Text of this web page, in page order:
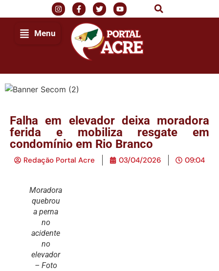
Menu
Falha em elevador deixa moradora
ferida e mobiliza resgate em
condomínio em Rio Branco
Redação Portal Acre 03/04/2026 09:04
Moradora
quebrou
a perna
no
acidente
no
elevador
– Foto